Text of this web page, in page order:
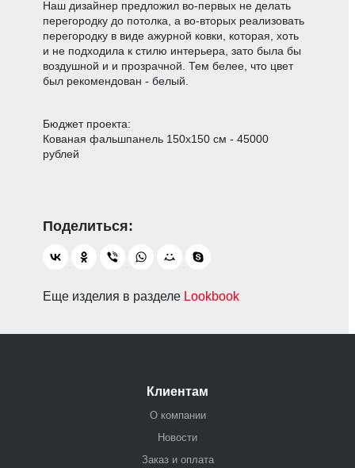
Наш дизайнер предложил во-первых не делать
перегородку до потолка, а во-вторых реализовать
перегородку в виде ажурной ковки, которая, хоть
и не подходила к стилю интерьера, зато была бы
воздушной и и прозрачной. Тем белее, что цвет
был рекомендован - белый.
Бюджет проекта:
Кованая фальшпанель 150х150 см - 45000
рублей
Еще изделия в разделе Lookbook
Клиентам
О компании
Новости
Заказ и оплата